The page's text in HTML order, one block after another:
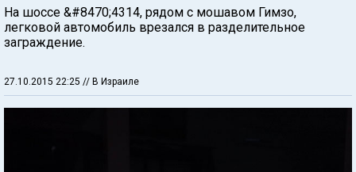
На шоссе &#8470;4314, рядом с мошавом Гимзо,
легковой автомобиль врезался в разделительное
заграждение.
27.10.2015 22:25 // В Израиле